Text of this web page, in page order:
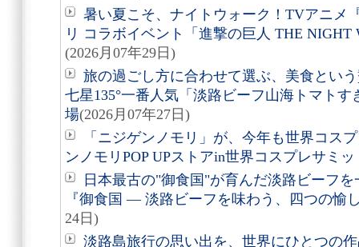
暑い夏こそ、ナイトウォーク！TVアニメ
リ コラボイベント「進撃の巨人 THE
(2026月07年29日)
旅の過ごし方に合わせて選ぶ、美食とい
七星135°一番人気「淡路ビーフ山海トマト
場(2026月07年27日)
「ニジゲンノモリ」が、今年も世界コス
ンノモリPOP UPストアin世界コスプレサミッ
日本最古の"御食国"が育んだ淡路ビーフ
『御食国 ― 淡路ビーフを味わう、四つの愉
24日)
淡路島旅行の思い出を、世界にひとつの